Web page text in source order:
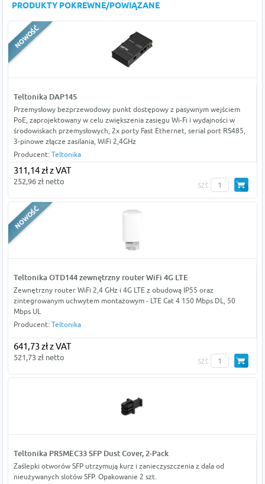
PRODUKTY POKREWNE/POWIĄZANE
Teltonika DAP145
Przemysłowy bezprzewodowy punkt dostępowy z pasywnym wejściem
PoE, zaprojektowany w celu zwiększenia zasięgu Wi-Fi i wydajności w
środowiskach przemysłowych, 2x porty Fast Ethernet, serial port RS485,
3-pinowe złącze zasilania, WiFi 2,4GHz
Producent: Teltonika
311,14 zł z VAT
252,96 zł netto szt
Teltonika OTD144 zewnętrzny router WiFi 4G LTE
Zewnętrzny router WiFi 2,4 GHz i 4G LTE z obudową IP55 oraz
zintegrowanym uchwytem montażowym - LTE Cat 4 150 Mbps DL, 50
Mbps UL
Producent: Teltonika
641,73 zł z VAT
521,73 zł netto szt
Teltonika PR5MEC33 SFP Dust Cover, 2-Pack
Zaślepki otworów SFP utrzymują kurz i zanieczyszczenia z dala od
nieużywanych slotów SFP. Opakowanie 2 szt.